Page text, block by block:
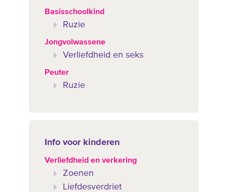
Basisschoolkind
Ruzie
Jongvolwassene
Verliefdheid en seks
Peuter
Ruzie
Info voor kinderen
Verliefdheid en verkering
Zoenen
Liefdesverdriet